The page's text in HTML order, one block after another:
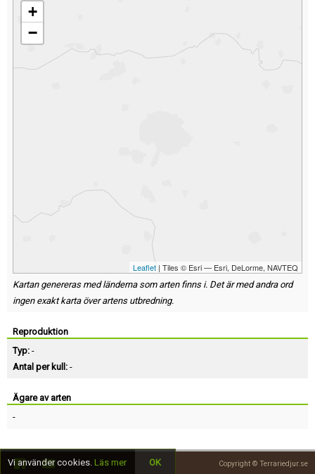
+
−
Leaflet | Tiles © Esri — Esri, DeLorme, NAVTEQ
Kartan genereras med länderna som arten finns i. Det är med andra ord
ingen exakt karta över artens utbredning.
Reproduktion
Typ: -
Antal per kull: -
Ägare av arten
-
Copyright © Terrariedjur.se
Vi använder cookies. Läs mer OK